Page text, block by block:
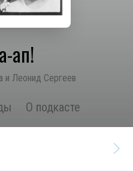
ап!
и Леонид Сергеев
О подкасте